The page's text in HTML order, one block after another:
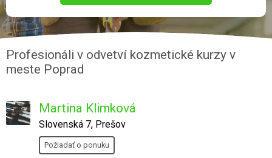
Profesionáli v odvetví kozmetické kurzy v
meste Poprad
Martina Klimková
Slovenská 7, Prešov
Požiadať o ponuku